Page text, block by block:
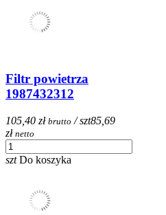
Filtr powietrza
1987432312
105,40 zł brutto / szt85,69
zł netto
szt Do koszyka